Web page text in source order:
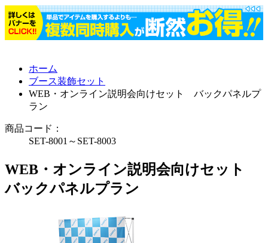
ホーム
ブース装飾セット
WEB・オンライン説明会向けセット バックパネルプ
ラン
商品コード：
SET-8001～SET-8003
WEB・オンライン説明会向けセット
バックパネルプラン